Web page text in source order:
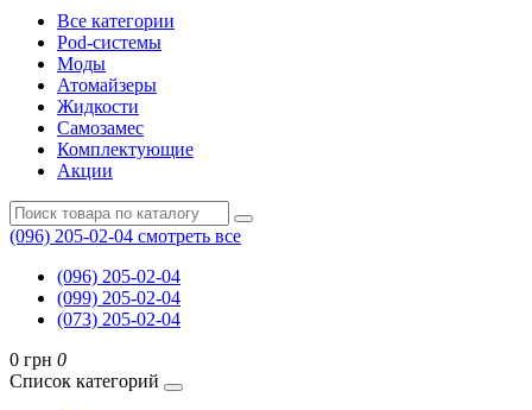
Все категории
Pod-системы
Моды
Атомайзеры
Жидкости
Самозамес
Комплектующие
Акции
(096) 205-02-04 смотреть все
(096) 205-02-04
(099) 205-02-04
(073) 205-02-04
0 грн 0
Список категорий